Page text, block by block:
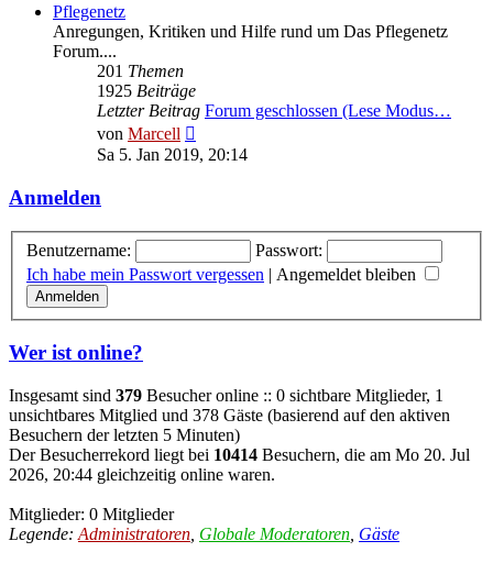
Pflegenetz
Anregungen, Kritiken und Hilfe rund um Das Pflegenetz
Forum....
201 Themen
1925 Beiträge
Letzter Beitrag Forum geschlossen (Lese Modus…
von Marcell
Beitrag
Sa 5. Jan 2019, 20:14
Anmelden
Benutzername:
Passwort:
Ich habe mein Passwort vergessen | Angemeldet bleiben
Wer ist online?
Insgesamt sind 379 Besucher online :: 0 sichtbare Mitglieder, 1
unsichtbares Mitglied und 378 Gäste (basierend auf den aktiven
Besuchern der letzten 5 Minuten)
Der Besucherrekord liegt bei 10414 Besuchern, die am Mo 20. Jul
2026, 20:44 gleichzeitig online waren.
Mitglieder: 0 Mitglieder
Legende: Administratoren Globale Moderatoren Gäste